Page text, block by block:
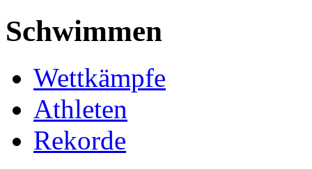
Schwimmen
Wettkämpfe
Athleten
Rekorde